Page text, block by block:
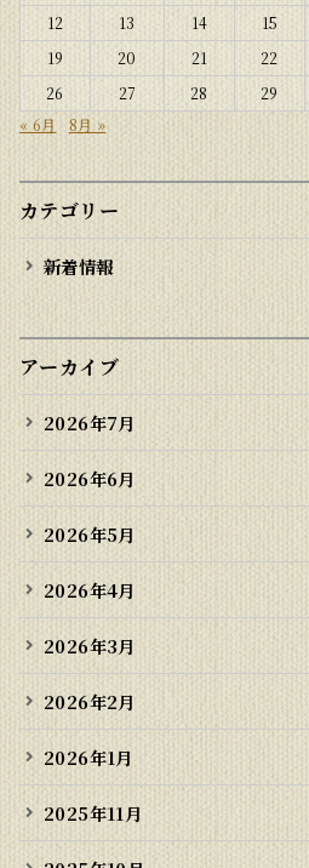
12
13 14 15
19
20 21 22
26
27 28 29
« 6月
8月 »
カテゴリー
新着情報
アーカイブ
2026年7月
2026年6月
2026年5月
2026年4月
2026年3月
2026年2月
2026年1月
2025年11月